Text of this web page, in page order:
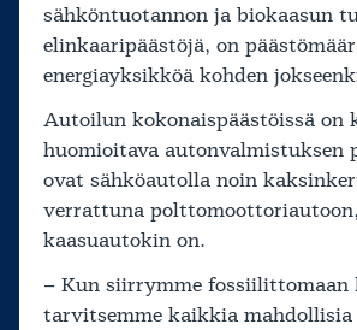
sähköntuotannon ja biokaasun
elinkaaripäästöjä, on
energiayksikköä kohden
Autoilun kokonaispäästöissä on
huomioitava autonvalmistuksen
ovat sähköautolla noin
verrattuna
kaasuautokin on.
– Kun siirrymme fossiilittomaan
tarvitsemme kaikkia mahdollisia